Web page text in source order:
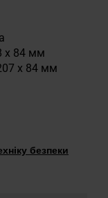
х 84 мм
х 84 мм
безпеки